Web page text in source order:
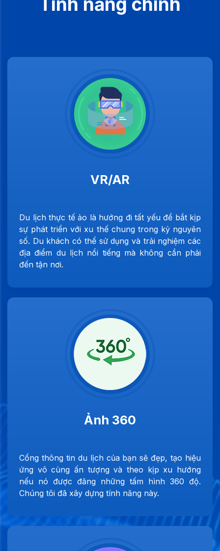
VR/AR
Du lịch thực tế ảo là hướng đi tất yếu để bắt kịp
sự phát triển với xu thế chung trong kỷ nguyên
số. Du khách có thể sử dụng và trải nghiệm các
địa điểm du lịch nổi tiếng mà không cần phải
đến tận nơi.
Ảnh 360
Cổng thông tin du lịch của bạn sẽ đẹp, tạo hiệu
ứng vô cùng ấn tượng và theo kịp xu hướng
nếu nó được đăng những tấm hình 360 độ.
Chúng tôi đã xây dựng tính năng này.